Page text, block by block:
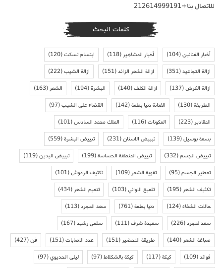
للاتصال بنا+212614999191
كلمات البحث
أخبار الفنانين(104) أخبار المشاهير(118) ابتسام تسكت(120)
ازالة التجاعيد(351) ازالة الشعر الزائد(151) ازالة الشيب(222)
ازالة الكرش(137) ازالة الكلف(140) البشرة(194) الشعر(163)
الطريقة(130) الفنانة دنيا بطمة(142) القضاء على الشيب(97)
المقادير(223) المكونات(116) الملك محمد السادس(101)
بسمة بوسيل(139) تبييض الاسنان(231) تبييض البشرة(559)
تبييض الجسم(332) تبييض المنطقة الحساسة(199) تبييض اليدين(119)
تعطير الجسم(95) تقوية الشعر(109) تكثيف الرموش(101)
تكثيف الشعر(195) تلميع الاواني(103) تنعيم الشعر(434)
حالات الشفاء(124) دنيا بطمة(761) سعد المجرد(113)
سعد لمجرد(226) سعيدة شرف(111) سلمى رشيد(167)
صباغة الشعر(140) طريقة التحضير(151) عدد الاصابات(151) فن(427)
فوائد(109) كيكة(117) كيكة بالشكلاط(97) ليلى الحديوي(97)